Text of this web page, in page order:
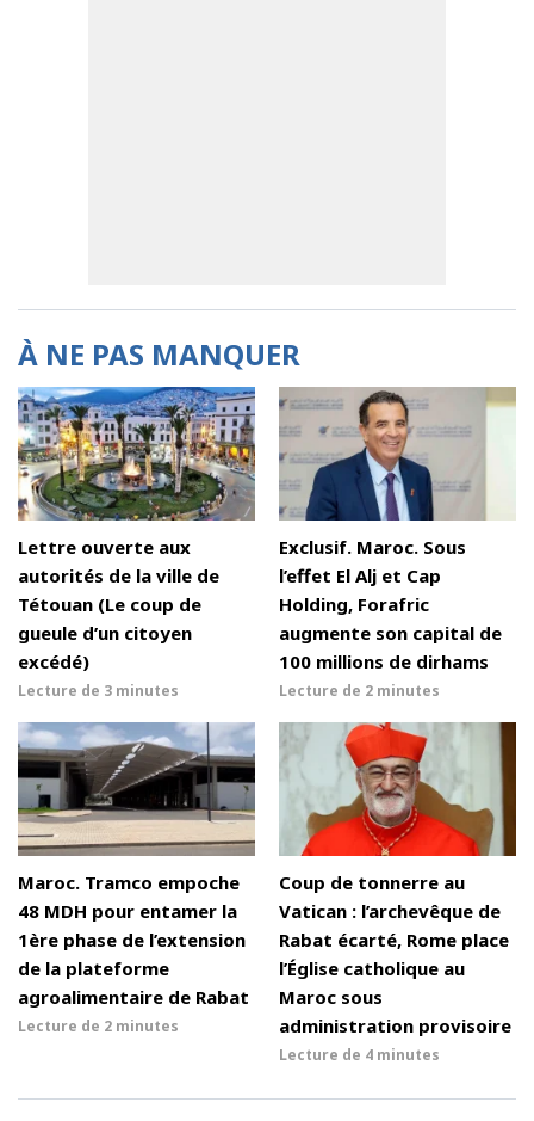
À NE PAS MANQUER
Lettre ouverte aux
autorités de la ville de
Tétouan (Le coup de
gueule d’un citoyen
excédé)
Lecture de 3 minutes
Exclusif. Maroc. Sous
l’effet El Alj et Cap
Holding, Forafric
augmente son capital de
100 millions de dirhams
Lecture de 2 minutes
Maroc. Tramco empoche
48 MDH pour entamer la
1ère phase de l’extension
de la plateforme
agroalimentaire de Rabat
Lecture de 2 minutes
Coup de tonnerre au
Vatican : l’archevêque de
Rabat écarté, Rome place
l’Église catholique au
Maroc sous
administration provisoire
Lecture de 4 minutes